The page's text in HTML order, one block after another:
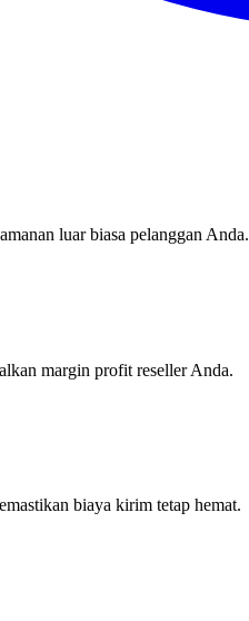
luar biasa pelanggan Anda.
margin profit reseller Anda.
biaya kirim tetap hemat.